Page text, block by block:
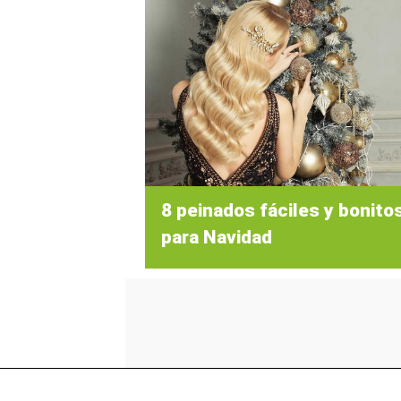
8 peinados fáciles y
para Navidad